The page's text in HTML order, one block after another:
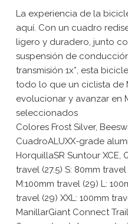
La experiencia de la
aquí. Con un cuadro
ligero y duradero, junto
suspensión de
transmisión 1x*, esta
todo lo que un ciclista de
evolucionar y avanzar en
seleccionados
Colores Frost Silver,
CuadroALUXX-grade
HorquillaSR Suntour XCE,
travel (27.5) S: 80mm
M:100mm travel (29) L:
travel (29) XXL: 100mm
ManillarGiant Connect